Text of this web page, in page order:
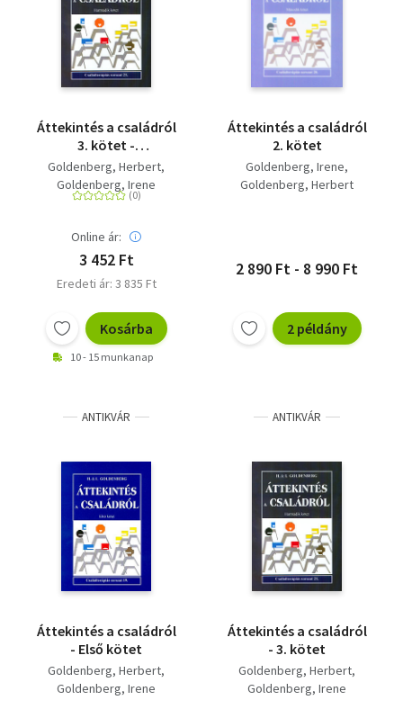
Áttekintés a családról
3. kötet -
Családterápiás
sorozat 21.
Goldenberg, Herbert
Goldenberg, Irene
Online ár:
3 452 Ft
Eredeti ár: 3 835 Ft
Kosárba
10 - 15 munkanap
Áttekintés a családról
2. kötet
Goldenberg, Irene
Goldenberg, Herbert
2 890 Ft - 8 990 Ft
2 példány
ANTIKVÁR
Áttekintés a családról
- Első kötet
Goldenberg, Herbert
Goldenberg, Irene
ANTIKVÁR
Áttekintés a családról
- 3. kötet
Goldenberg, Herbert
Goldenberg, Irene